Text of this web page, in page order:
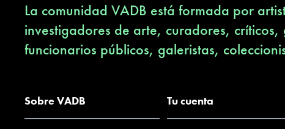
La comunidad VADB está formada por
investigadores de arte, curadores,
funcionarios públicos, galeristas,
Sobre VADB Tu cuenta